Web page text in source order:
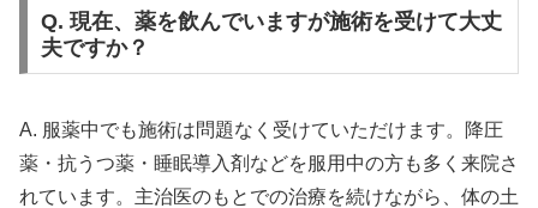
Q. 現在、薬を飲んでいますが施術を受けて大丈
夫ですか？
A. 服薬中でも施術は問題なく受けていただけます。降圧
薬・抗うつ薬・睡眠導入剤などを服用中の方も多く来院さ
れています。主治医のもとでの治療を続けながら、体の土